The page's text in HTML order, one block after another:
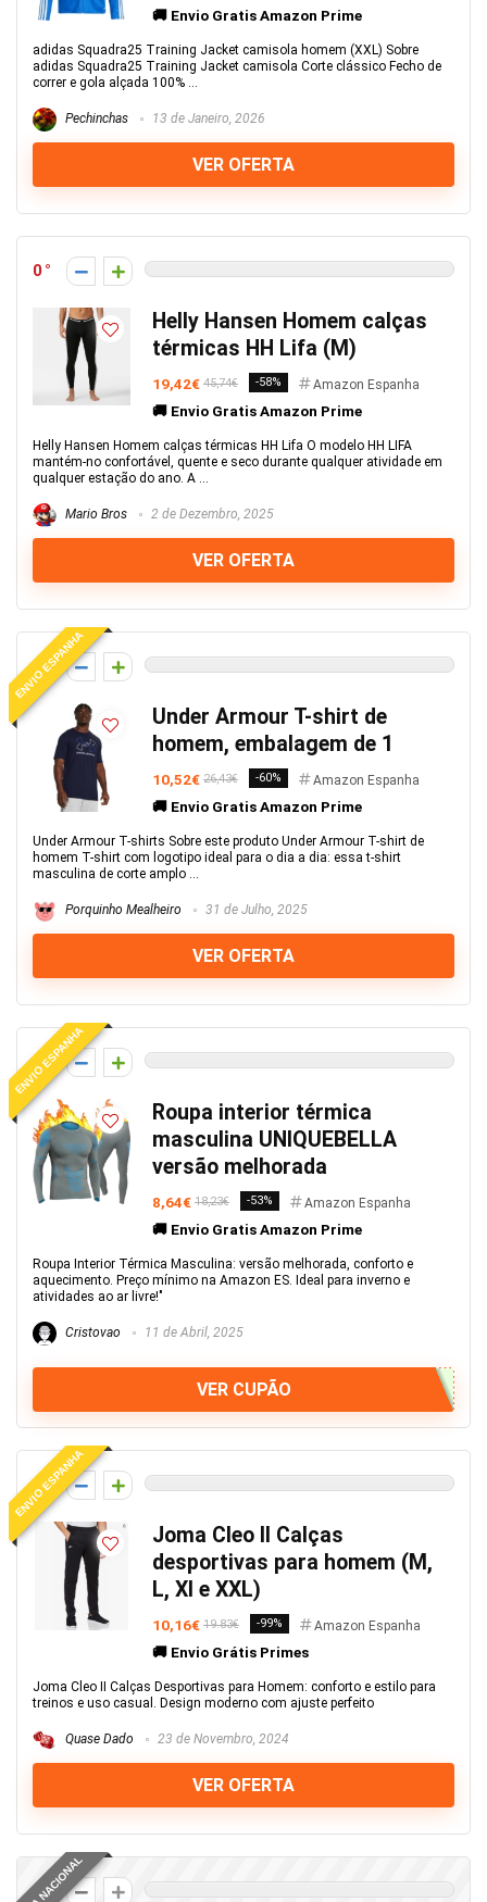
🚚 Envio Gratis Amazon Prime
adidas Squadra25 Training Jacket camisola homem (XXL) Sobre
adidas Squadra25 Training Jacket camisola Corte clássico Fecho de
correr e gola alçada 100% ...
Pechinchas 13 de Janeiro, 2026
VER OFERTA
0
Helly Hansen Homem calças
térmicas HH Lifa (M)
19,42€ 45,74€ -58% Amazon Espanha
🚚 Envio Gratis Amazon Prime
Helly Hansen Homem calças térmicas HH Lifa O modelo HH LIFA
mantém-no confortável, quente e seco durante qualquer atividade em
qualquer estação do ano. A ...
Mario Bros 2 de Dezembro, 2025
VER OFERTA
ENVIO ESPANHA
0
Under Armour T-shirt de
homem, embalagem de 1
10,52€ 26,43€ -60% Amazon Espanha
🚚 Envio Gratis Amazon Prime
Under Armour T-shirts Sobre este produto Under Armour T-shirt de
homem T-shirt com logotipo ideal para o dia a dia: essa t-shirt
masculina de corte amplo ...
Porquinho Mealheiro 31 de Julho, 2025
VER OFERTA
ENVIO ESPANHA
0
Roupa interior térmica
masculina UNIQUEBELLA
versão melhorada
8,64€ 18,23€ -53% Amazon Espanha
🚚 Envio Gratis Amazon Prime
Roupa Interior Térmica Masculina: versão melhorada, conforto e
aquecimento. Preço mínimo na Amazon ES. Ideal para inverno e
atividades ao ar livre!"
Cristovao 11 de Abril, 2025
VER CUPÃO
ENVIO ESPANHA
0
Joma Cleo II Calças
desportivas para homem (M,
L, Xl e XXL)
10,16€ 19.83€ -99% Amazon Espanha
🚚 Envio Grátis Primes
Joma Cleo II Calças Desportivas para Homem: conforto e estilo para
treinos e uso casual. Design moderno com ajuste perfeito
Quase Dado 23 de Novembro, 2024
VER OFERTA
0